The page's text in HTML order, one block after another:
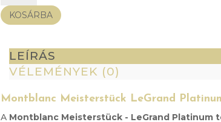
LeGrand
Platinum
mennyiség
KOSÁRBA
LEÍRÁS
VÉLEMÉNYEK (0)
Montblanc Meisterstück LeGrand
A Montblanc Meisterstück - LeGrand Platinum